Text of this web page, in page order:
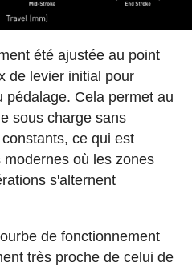
été ajustée au point
de levier initial pour
pédalage. Cela permet au
sous charge sans
ce qui est
où les zones
s'alternent
de fonctionnement
très proche de celui de